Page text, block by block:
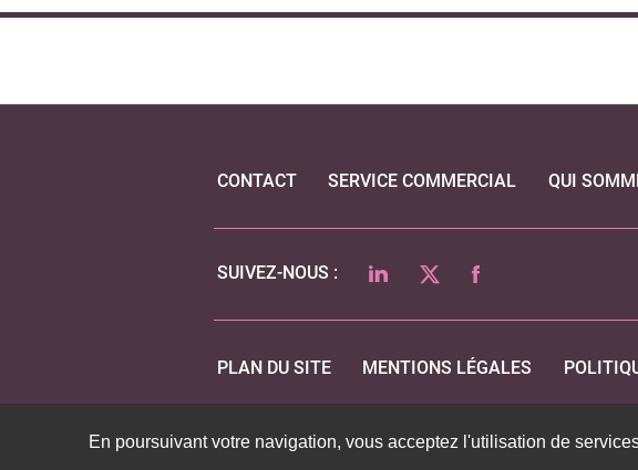
CONTACT SERVICE COMMERCIAL QUI
SUIVEZ-NOUS : LINKEDINTWITTERFACEBOOK
PLAN DU SITE MENTIONS LÉGALES
En poursuivant votre navigation, vous acceptez l'utilisation de